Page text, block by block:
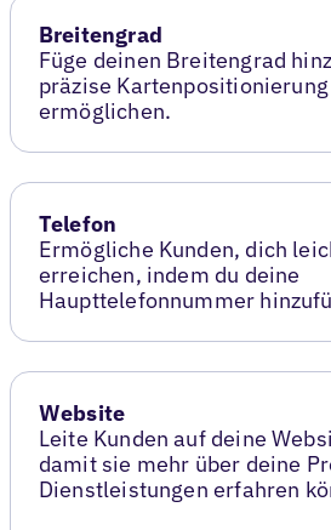
Breitengrad
Füge deinen Breitengrad
präzise Kartenpositionierung
ermöglichen.
Telefon
Ermögliche Kunden, dich
erreichen, indem du deine
Haupttelefonnummer
Website
Leite Kunden auf deine
damit sie mehr über deine
Dienstleistungen erfahren